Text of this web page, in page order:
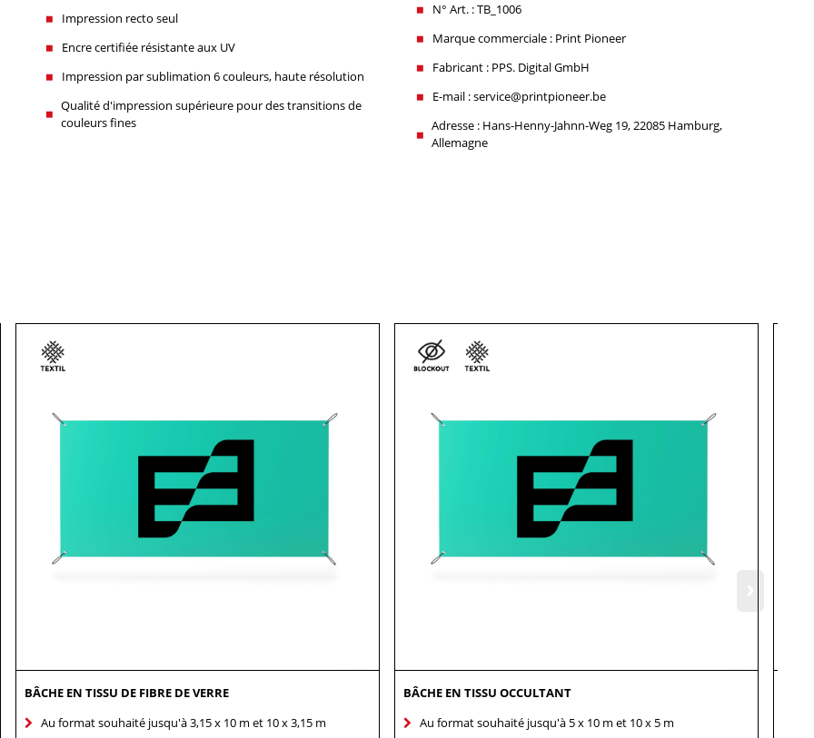
Impression recto seul
Encre certifiée résistante aux UV
Impression par sublimation 6 couleurs, haute résolution
Qualité d'impression supérieure pour des transitions de
couleurs fines
N° Art. : TB_1006
Marque commerciale : Print Pioneer
Fabricant : PPS. Digital GmbH
E-mail : service@printpioneer.be
Adresse : Hans-Henny-Jahnn-Weg 19, 22085 Hamburg,
Allemagne
BÂCHE EN TISSU DE FIBRE DE VERRE
Au format souhaité jusqu'à 3,15 x 10 m et 10 x 3,15 m
BÂCHE EN TISSU OCCULTANT
Au format souhaité jusqu'à 5 x 10 m et 10 x 5 m